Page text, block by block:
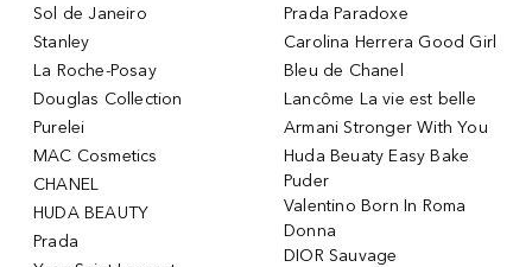
Sol de Janeiro
Stanley
La Roche-Posay
Douglas Collection
Purelei
MAC Cosmetics
CHANEL
HUDA BEAUTY
Prada
Prada Paradoxe
Carolina Herrera Good Girl
Bleu de Chanel
Lancôme La vie est belle
Armani Stronger With You
Huda Beuaty Easy Bake
Puder
Valentino Born In Roma
Donna
DIOR Sauvage